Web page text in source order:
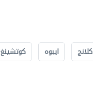
كلانج ايبوه كوتشينغ